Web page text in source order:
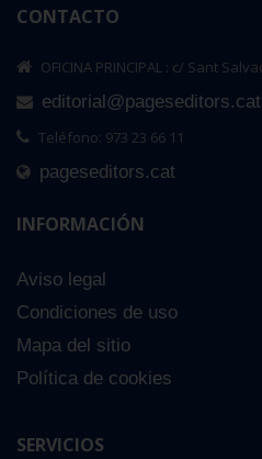
CONTACTO
OFICINA PRINCIPAL : c/ Sant
editorial@pageseditors.cat
Teléfono: 973 23 66 11
pageseditors.cat
INFORMACIÓN
Aviso legal
Condiciones de uso
Mapa del sitio
Política de cookies
SERVICIOS